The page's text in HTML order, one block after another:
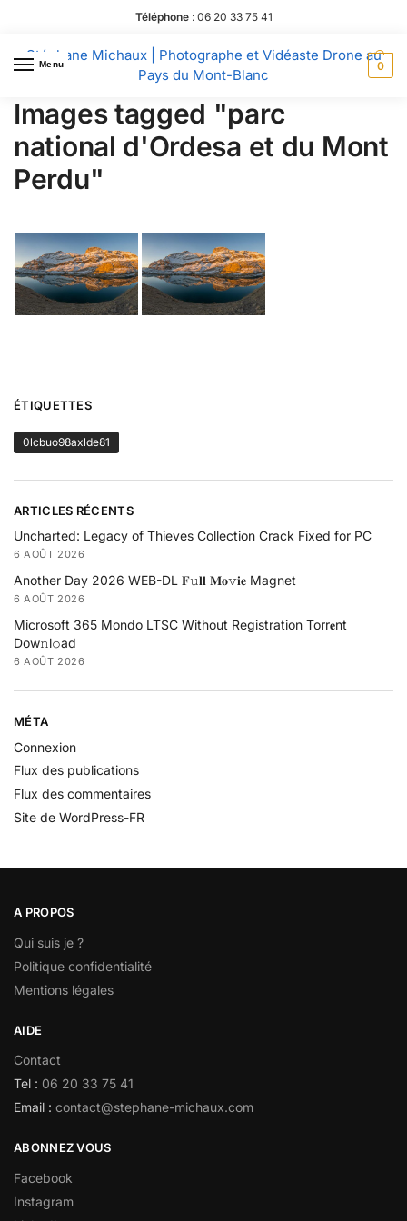
Téléphone: 06 20 33 75 41
Menu
Stéphane Michaux | Photographe et Vidéaste Drone au
Pays du Mont-Blanc
0
Images tagged "parc
national d'Ordesa et du Mont
Perdu"
ÉTIQUETTES
0lcbuo98axlde81
ARTICLES RÉCENTS
Uncharted: Legacy of Thieves Collection Crack Fixed for PC
6 AOÛT 2026
Another Day 2026 WEB-DL 𝐅𝚞𝐥𝐥 𝐌𝐨𝚟𝐢𝐞 Magnet
6 AOÛT 2026
Microsoft 365 Mondo LTSC Without Registration Torr𝐞nt
Dow𝚗l𝚘аd
6 AOÛT 2026
MÉTA
Connexion
Flux des publications
Flux des commentaires
Site de WordPress-FR
A PROPOS
Qui suis je ?
Politique confidentialité
Mentions légales
AIDE
Contact
Tel : 06 20 33 75 41
Email : contact@stephane-michaux.com
ABONNEZ VOUS
Facebook
Instagram